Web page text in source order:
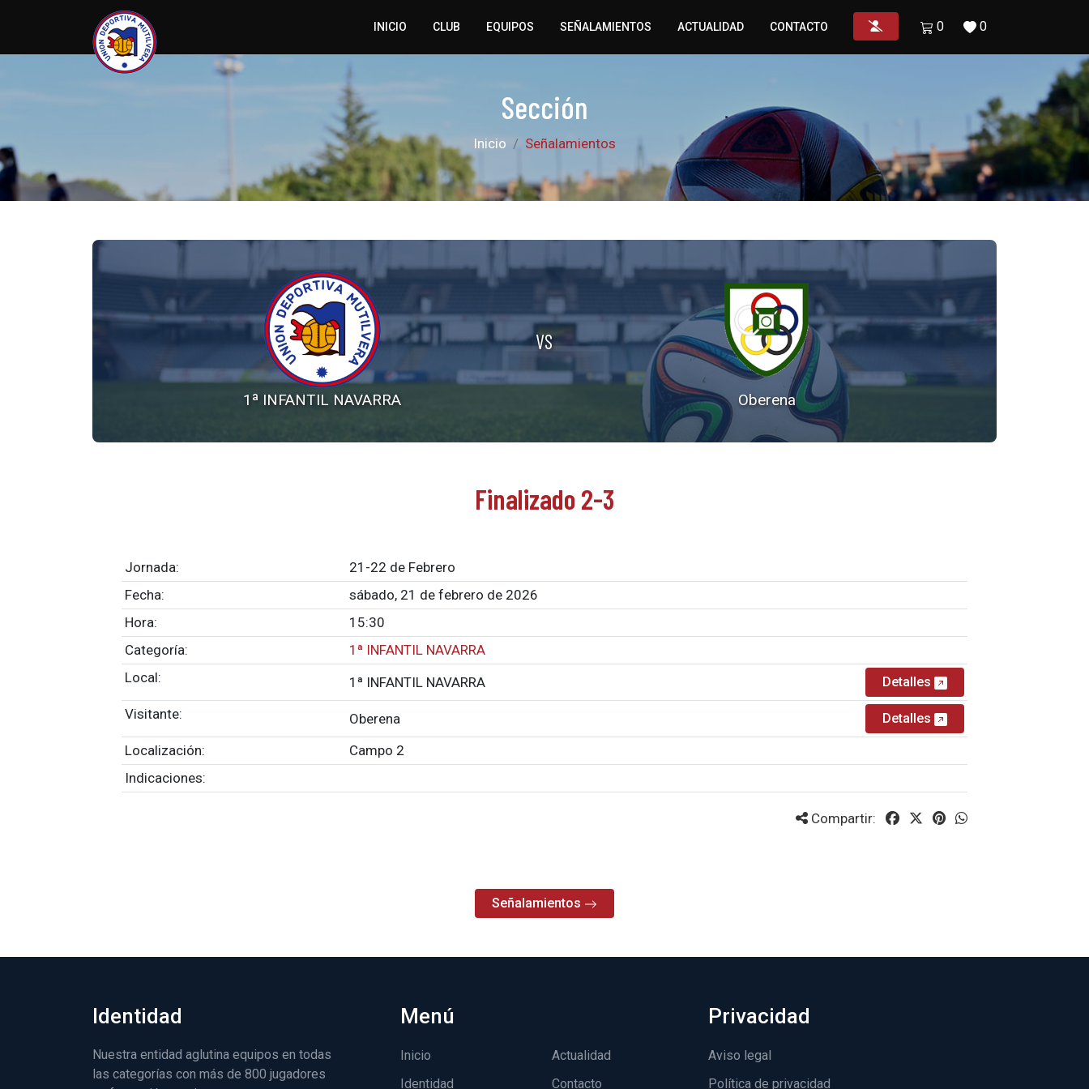
INICIO CLUB EQUIPOS SEÑALAMIENTOS ACTUALIDAD CONTACTO 0 0
Sección
Inicio Señalamientos
1ª INFANTIL NAVARRA
VS
Oberena
Finalizado 2-3
Jornada:
21-22 de Febrero
Fecha:
sábado, 21 de febrero de 2026
Hora:
15:30
Categoría:
1ª INFANTIL NAVARRA
Local:
1ª INFANTIL NAVARRA Detalles
Visitante: Oberena Detalles
Localización:
Campo 2
Indicaciones:
Compartir:
Señalamientos
Identidad
Nuestra entidad aglutina equipos en todas
las categorías con más de 800 jugadores
Menú
Inicio
Identidad
Actualidad
Contacto
Privacidad
Aviso legal
Política de privacidad